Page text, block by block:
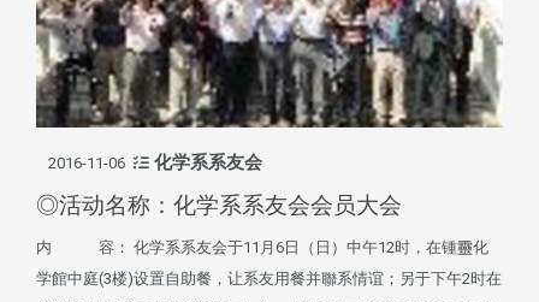
2016-11-06 化学系系友会
◎活动名称：化学系系友会会员大会
内 容： 化学系系友会于11月6日（日）中午12时，在锺靈化
学館中庭(3楼)设置自助餐，让系友用餐并聯系情谊；另于下午2时在